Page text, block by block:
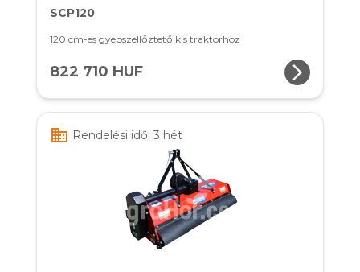
SCP120
120 cm-es gyepszellőztető kis traktorhoz
822 710 HUF arrow_forward_ios
business Rendelési idő: 3 hét